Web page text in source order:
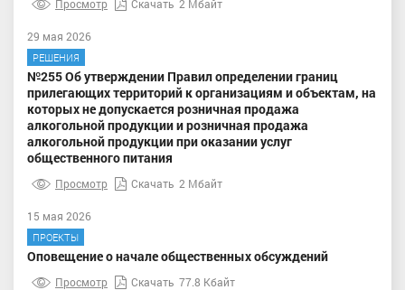
Просмотр Скачать 2 Мбайт
29 мая 2026
РЕШЕНИЯ
№255 Об утверждении Правил определении границ
прилегающих территорий к организациям и объектам, на
которых не допускается розничная продажа
алкогольной продукции и розничная продажа
алкогольной продукции при оказании услуг
общественного питания
Просмотр Скачать 2 Мбайт
15 мая 2026
ПРОЕКТЫ
Оповещение о начале общественных обсуждений
Просмотр Скачать 77.8 Кбайт